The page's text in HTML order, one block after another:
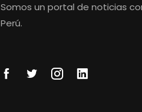
Somos un portal de noticias
Perú.